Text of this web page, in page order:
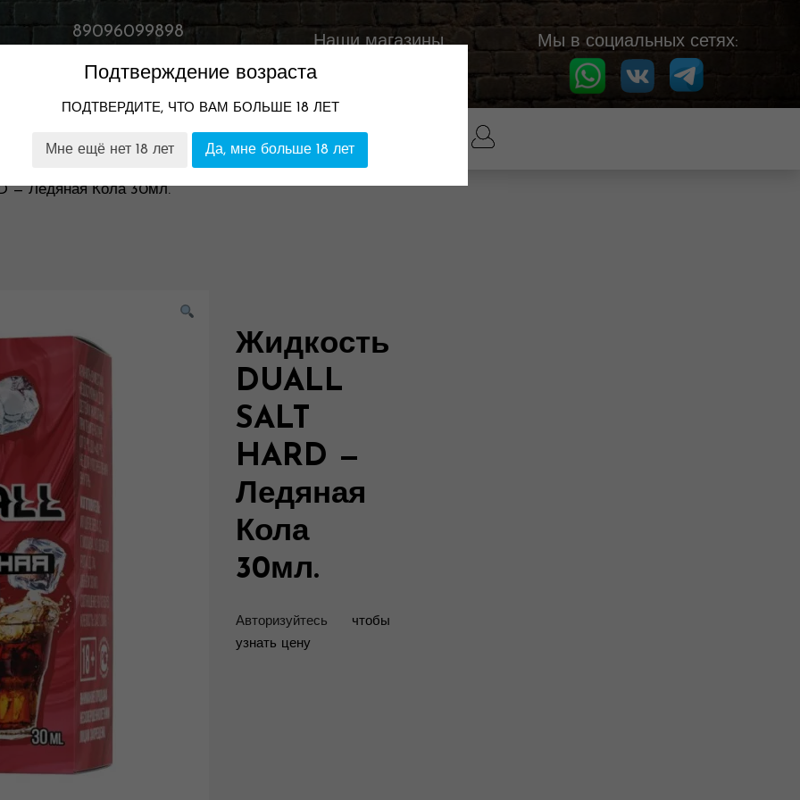
89096099898
11:00-23:00
Наши магазины Мы в социальных сетях:
НАШИ МАГАЗИНЫ ГАРАНТИЯ И ВОЗВРАТ
— Ледяная Кола 30мл.
Жидкость
DUALL
SALT
HARD —
Ледяная
Кола
30мл.
Авторизуйтесь чтобы
узнать цену
Подтверждение возраста
ПОДТВЕРДИТЕ, ЧТО ВАМ БОЛЬШЕ 18 ЛЕТ
Мне ещё нет 18 лет Да, мне больше 18 лет